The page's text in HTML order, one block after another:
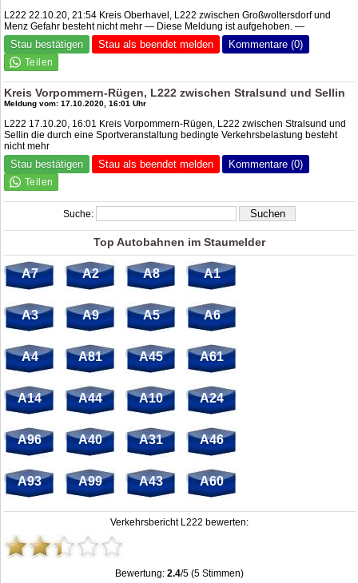
L222 22.10.20, 21:54 Kreis Oberhavel, L222 zwischen Großwoltersdorf und
Menz Gefahr besteht nicht mehr — Diese Meldung ist aufgehoben. —
Stau bestätigen Stau als beendet melden Kommentare (0)
Kreis Vorpommern-Rügen, L222 zwischen Stralsund und Sellin
Meldung vom: 17.10.2020, 16:01 Uhr
L222 17.10.20, 16:01 Kreis Vorpommern-Rügen, L222 zwischen Stralsund und
Sellin die durch eine Sportveranstaltung bedingte Verkehrsbelastung besteht
nicht mehr
Stau bestätigen Stau als beendet melden Kommentare (0)
Suche:
Top Autobahnen im Staumelder
A7 A2 A8 A1
A3 A9 A5 A6
A4 A81 A45 A61
A14 A44 A10 A24
A96 A40 A31 A46
A93 A99 A43 A60
Verkehrsbericht L222 bewerten:
Bewertung:2.4/5 (5 Stimmen)